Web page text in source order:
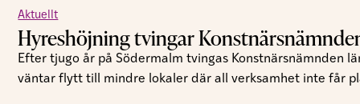
Aktuellt
Hyreshöjning tvingar
Efter tjugo år på Södermalm tvingas Konstnärsnämnden
väntar flytt till mindre lokaler där all verksamhet inte får